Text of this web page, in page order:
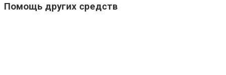
Помощь других средств